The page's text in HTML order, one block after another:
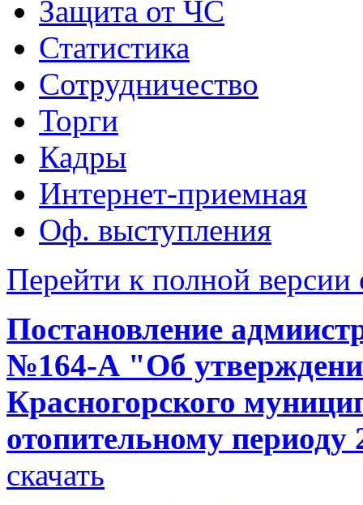
Защита от ЧС
Статистика
Сотрудничество
Торги
Кадры
Интернет-приемная
Оф. выступления
Перейти к полной версии
Постановление
№164-А "Об
Красногорского
отопительному периоду
скачать